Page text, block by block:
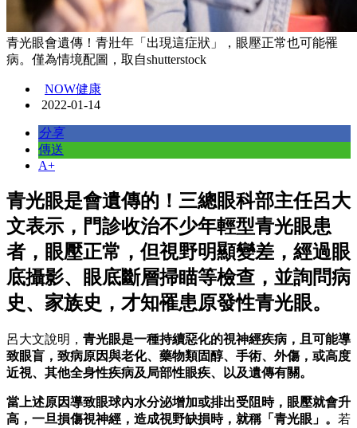
青光眼會遺傳！青壯年「出現這症狀」，眼壓正常也可能罹
病。僅為情境配圖，取自shutterstock
NOW健康
2022-01-14
分享
傳送
A+
青光眼是會遺傳的！三總眼科部主任呂大
文表示，門診收治不少年輕型青光眼患
者，眼壓正常，但視野明顯變差，經過眼
底攝影、眼底斷層掃瞄等檢查，並詢問病
史、家族史，才知罹患原發性青光眼。
呂大文說明， 青光眼是一種持續惡化的視神經疾病，且可能導
致眼盲，致病原因與老化、藥物類固醇、手術、外傷，或高度
近視、其他全身性疾病及局部性眼疾、以及遺傳有關。
當上述原因導致眼球內水分泌增加或排出受阻時，眼壓就會升
高，一旦損傷視神經，造成視野缺損時，就稱「青光眼」。 若